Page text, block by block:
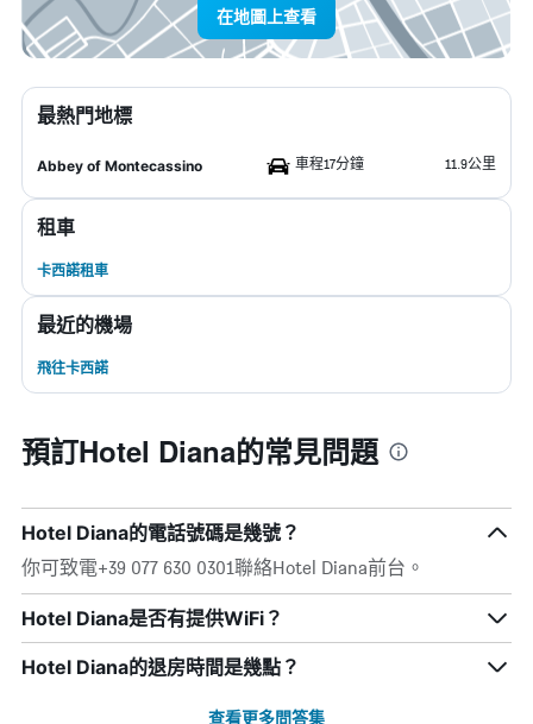
在地圖上查看
最熱門地標
Abbey of Montecassino 車程17分鐘 11.9公里
租車
卡西諾租車
最近的機場
飛往卡西諾
預訂Hotel Diana的常見問題
Hotel Diana的電話號碼是幾號？
你可致電+39 077 630 0301聯絡Hotel Diana前台。
Hotel Diana是否有提供WiFi？
Hotel Diana的退房時間是幾點？
查看更多問答集